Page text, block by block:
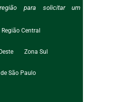
para solicitar um
Região Central
Zona Sul
São Paulo